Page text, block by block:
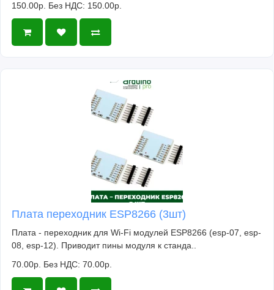
150.00р. Без НДС: 150.00р.
Плата переходник ESP8266 (3шт)
Плата - переходник для Wi-Fi модулей ESP8266 (esp-07, esp-
08, esp-12). Приводит пины модуля к станда..
70.00р. Без НДС: 70.00р.